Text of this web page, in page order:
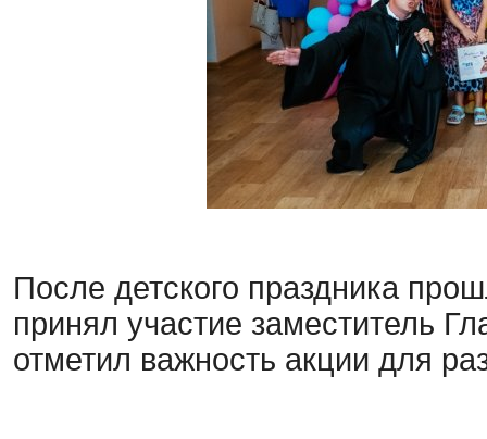
После детского праздника
принял участие заместитель
отметил важность акции для